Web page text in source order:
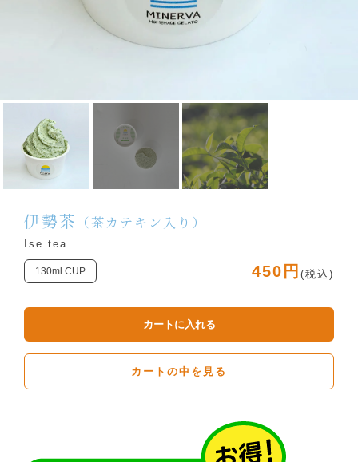
伊勢茶 （茶カテキン入り）
Ise tea
130ml CUP 450円 (税込)
カートに入れる
カートの中を見る